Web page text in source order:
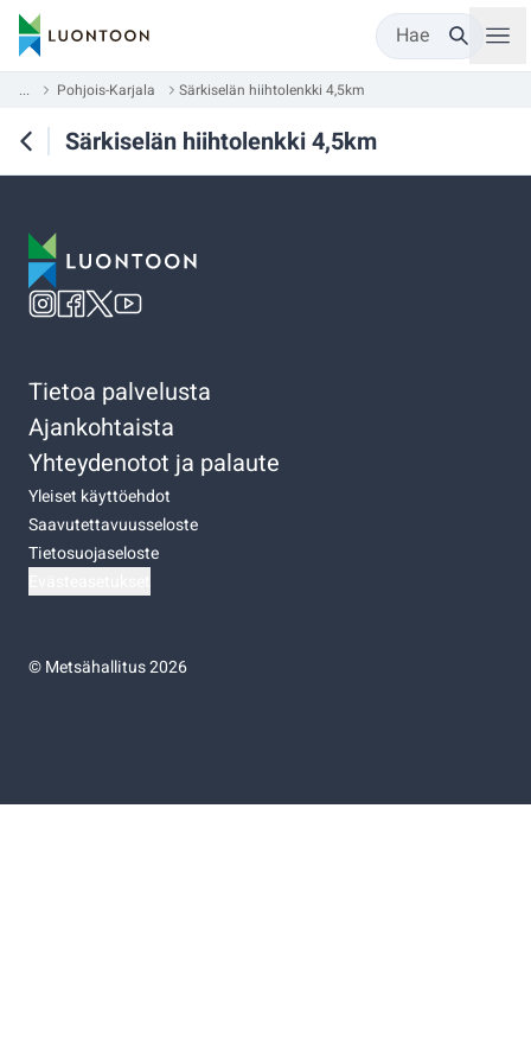
Hae
... Pohjois-Karjala Särkiselän hiihtolenkki 4,5km
Särkiselän hiihtolenkki 4,5km
Tietoa palvelusta
Ajankohtaista
Yhteydenotot ja palaute
Yleiset käyttöehdot
Saavutettavuusseloste
Tietosuojaseloste
©Metsähallitus 2026